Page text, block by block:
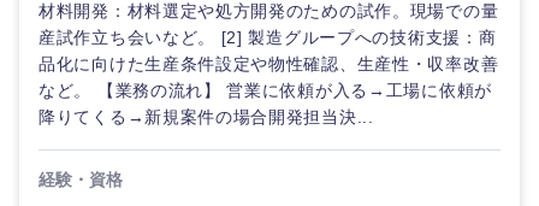
材料開発：材料選定や処方開発のための試作。現場での量
産試作立ち会いなど。 [2] 製造グループへの技術支援：商
品化に向けた生産条件設定や物性確認、生産性・収率改善
など。 【業務の流れ】 営業に依頼が入る→工場に依頼が
降りてくる→新規案件の場合開発担当決...
経験・資格